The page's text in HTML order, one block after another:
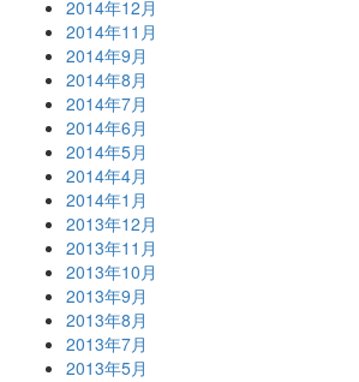
2014年12月
2014年11月
2014年9月
2014年8月
2014年7月
2014年6月
2014年5月
2014年4月
2014年1月
2013年12月
2013年11月
2013年10月
2013年9月
2013年8月
2013年7月
2013年5月